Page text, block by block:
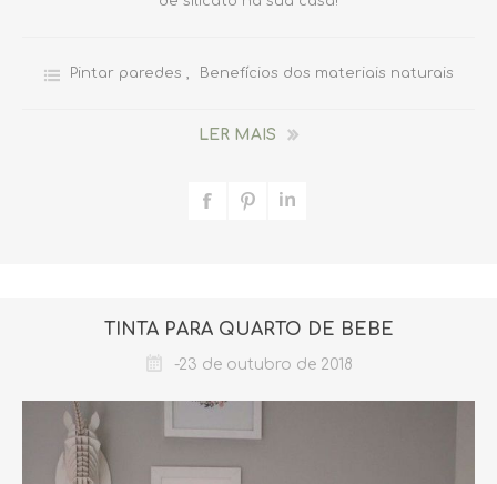
Pintar paredes Benefícios dos materiais naturais
LER MAIS
TINTA PARA QUARTO DE BEBÉ
-23 de outubro de 2018